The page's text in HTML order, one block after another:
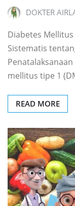
DOKTER
Diabetes
Sistematis
mellitus tipe 1
READ MORE